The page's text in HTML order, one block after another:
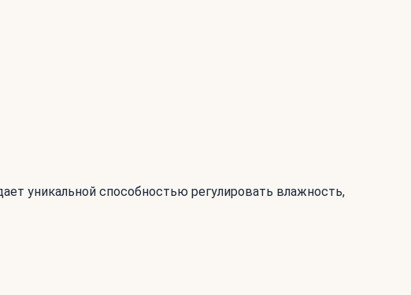
уникальной способностью регулировать влажность,